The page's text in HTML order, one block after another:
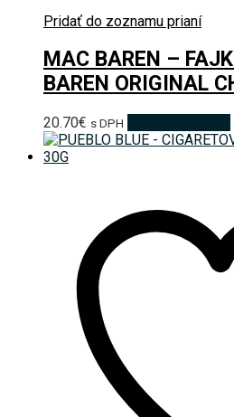
Pridať do zoznamu prianí
MAC BAREN –
BAREN ORIGINAL
20.70€ s DPH